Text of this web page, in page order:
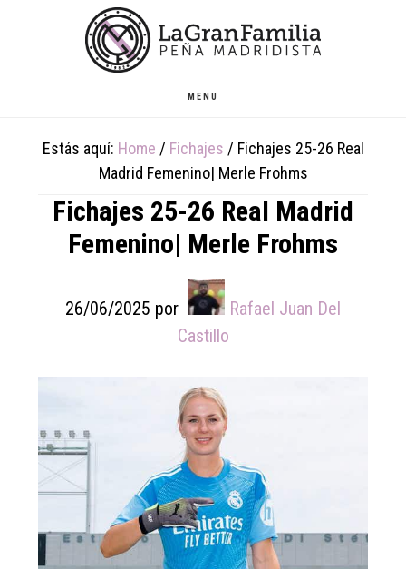
MENU
Estás aquí: Home / Fichajes / Fichajes 25-26 Real
Madrid Femenino| Merle Frohms
Fichajes 25-26 Real Madrid
Femenino| Merle Frohms
26/06/2025 por
Rafael Juan Del
Castillo